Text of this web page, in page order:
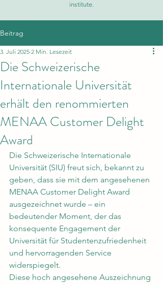
institute.
Beitrag
Die Schweizerische
Internationale Universität
erhält den renommierten
MENAA Customer Delight
Award
3. Juli 2025 2 Min. Lesezeit
Die Schweizerische Internationale
Universität (SIU) freut sich, bekannt zu
geben, dass sie mit dem angesehenen
MENAA Customer Delight Award
ausgezeichnet wurde – ein
bedeutender Moment, der das
konsequente Engagement der
Universität für Studentenzufriedenheit
und hervorragenden Service
widerspiegelt.
Diese hoch angesehene Auszeichnung